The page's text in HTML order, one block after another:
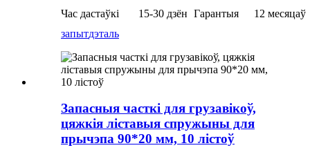
Час дастаўкі 15-30 дзён Гарантыя
12 месяцаў
запытдэталь
Запасныя часткі для грузавікоў,
цяжкія ліставыя спружыны для
прычэпа 90*20 мм, 10 лістоў